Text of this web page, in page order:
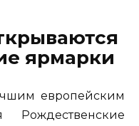
ярмарки
европейским
Рождественские